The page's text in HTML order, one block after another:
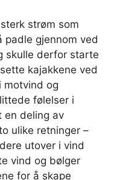
strøm som
padle gjennom ved
skulle derfor starte
kajakkene ved
motvind og
følelser i
en deling av
ulike retninger –
utover i vind
vind og bølger
for å skape